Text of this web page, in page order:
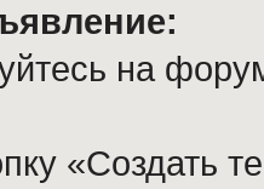
на
«Создать